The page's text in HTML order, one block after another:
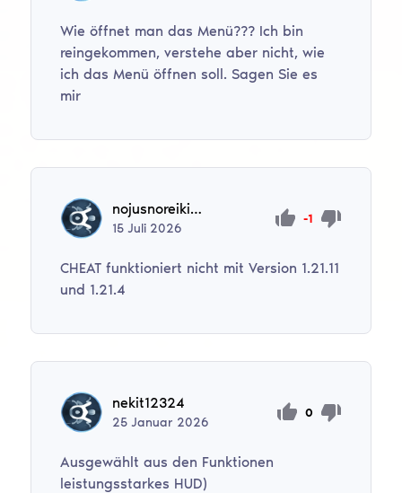
Wie öffnet man das Menü??? Ich bin
reingekommen, verstehe aber nicht, wie
ich das Menü öffnen soll. Sagen Sie es
mir
nojusnoreikis1
15Juli 2026
-1
CHEAT funktioniert nicht mit Version 1.21.11
und 1.21.4
nekit12324
25Januar 2026
0
Ausgewählt aus den Funktionen
leistungsstarkes HUD)